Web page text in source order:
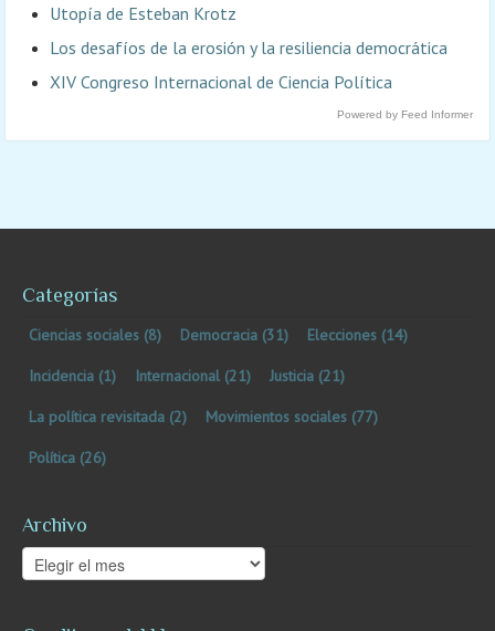
Utopía de Esteban Krotz
Los desafíos de la erosión y la resiliencia democrática
XIV Congreso Internacional de Ciencia Política
Powered by Feed Informer
Categorías
Ciencias sociales (8) Democracia (31) Elecciones (14)
Incidencia (1) Internacional (21) Justicia (21)
La política revisitada (2) Movimientos sociales (77)
Política (26)
Archivo
Archivo